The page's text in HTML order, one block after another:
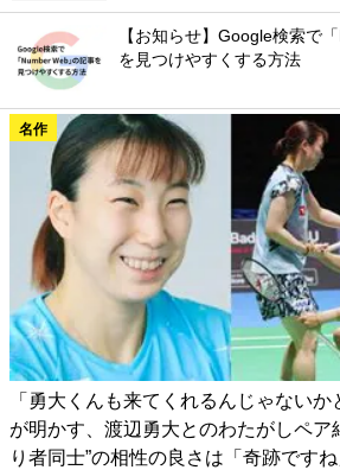
【お知らせ】Google検索で
を見つけやすくする方法
名作
「勇大くんも来てくれるんじゃないか
が明かす、渡辺勇大とのわたがしペア
り者同士”の相性の良さは「奇跡ですね